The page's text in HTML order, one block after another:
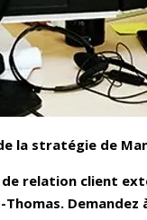
la stratégie de
de relation client